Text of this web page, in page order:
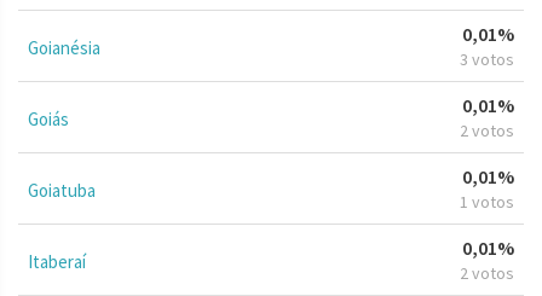
Goianésia
0,01%
3 votos
Goiás
0,01%
2 votos
Goiatuba
0,01%
1 votos
Itaberaí
0,01%
2 votos